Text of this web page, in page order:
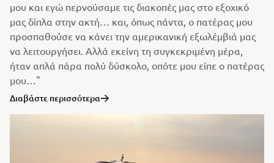
μου και εγώ περνούσαμε τις διακοπές μας στο εξοχικό
μας δίπλα στην ακτή… και, όπως πάντα, ο πατέρας μου
προσπαθούσε να κάνει την αμερικανική εξωλέμβιά μας
να λειτουργήσει. Αλλά εκείνη τη συγκεκριμένη μέρα,
ήταν απλά πάρα πολύ δύσκολο, οπότε μου είπε ο πατέρας
μου…"
Διαβάστε περισσότερα